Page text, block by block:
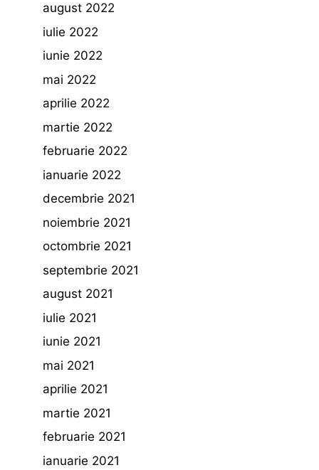
august 2022
iulie 2022
iunie 2022
mai 2022
aprilie 2022
martie 2022
februarie 2022
ianuarie 2022
decembrie 2021
noiembrie 2021
octombrie 2021
septembrie 2021
august 2021
iulie 2021
iunie 2021
mai 2021
aprilie 2021
martie 2021
februarie 2021
ianuarie 2021